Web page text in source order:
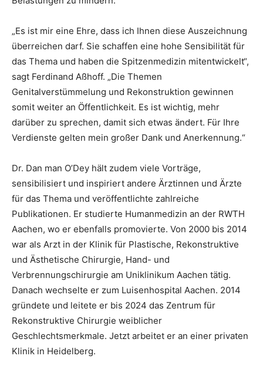
„Es ist mir eine Ehre, dass ich Ihnen diese Auszeichnung
überreichen darf. Sie schaffen eine hohe Sensibilität für
das Thema und haben die Spitzenmedizin mitentwickelt“,
sagt Ferdinand Aßhoff. „Die Themen
Genitalverstümmelung und Rekonstruktion gewinnen
somit weiter an Öffentlichkeit. Es ist wichtig, mehr
darüber zu sprechen, damit sich etwas ändert. Für Ihre
Verdienste gelten mein großer Dank und Anerkennung.“
Dr. Dan man O’Dey hält zudem viele Vorträge,
sensibilisiert und inspiriert andere Ärztinnen und Ärzte
für das Thema und veröffentlichte zahlreiche
Publikationen. Er studierte Humanmedizin an der RWTH
Aachen, wo er ebenfalls promovierte. Von 2000 bis 2014
war als Arzt in der Klinik für Plastische, Rekonstruktive
und Ästhetische Chirurgie, Hand- und
Verbrennungschirurgie am Uniklinikum Aachen tätig.
Danach wechselte er zum Luisenhospital Aachen. 2014
gründete und leitete er bis 2024 das Zentrum für
Rekonstruktive Chirurgie weiblicher
Geschlechtsmerkmale. Jetzt arbeitet er an einer privaten
Klinik in Heidelberg.